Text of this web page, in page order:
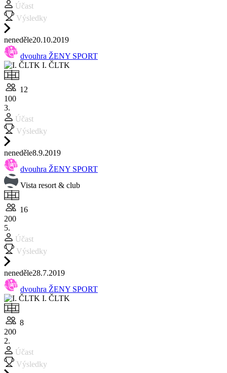
Účast
Výsledky
neneděle20.10.2019
dvouhra ŽENY SPORT
I. ČLTK
12
100
3.
Účast
Výsledky
neneděle8.9.2019
dvouhra ŽENY SPORT
Vista resort & club
16
200
5.
Účast
Výsledky
neneděle28.7.2019
dvouhra ŽENY SPORT
I. ČLTK
8
200
2.
Účast
Výsledky